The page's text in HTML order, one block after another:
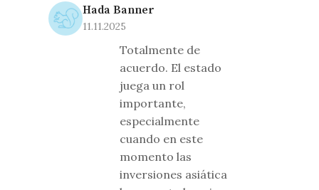
Hada Banner
11.11.2025
Totalmente de
acuerdo. El estado
juega un rol
importante,
especialmente
cuando en este
momento las
inversiones asiática